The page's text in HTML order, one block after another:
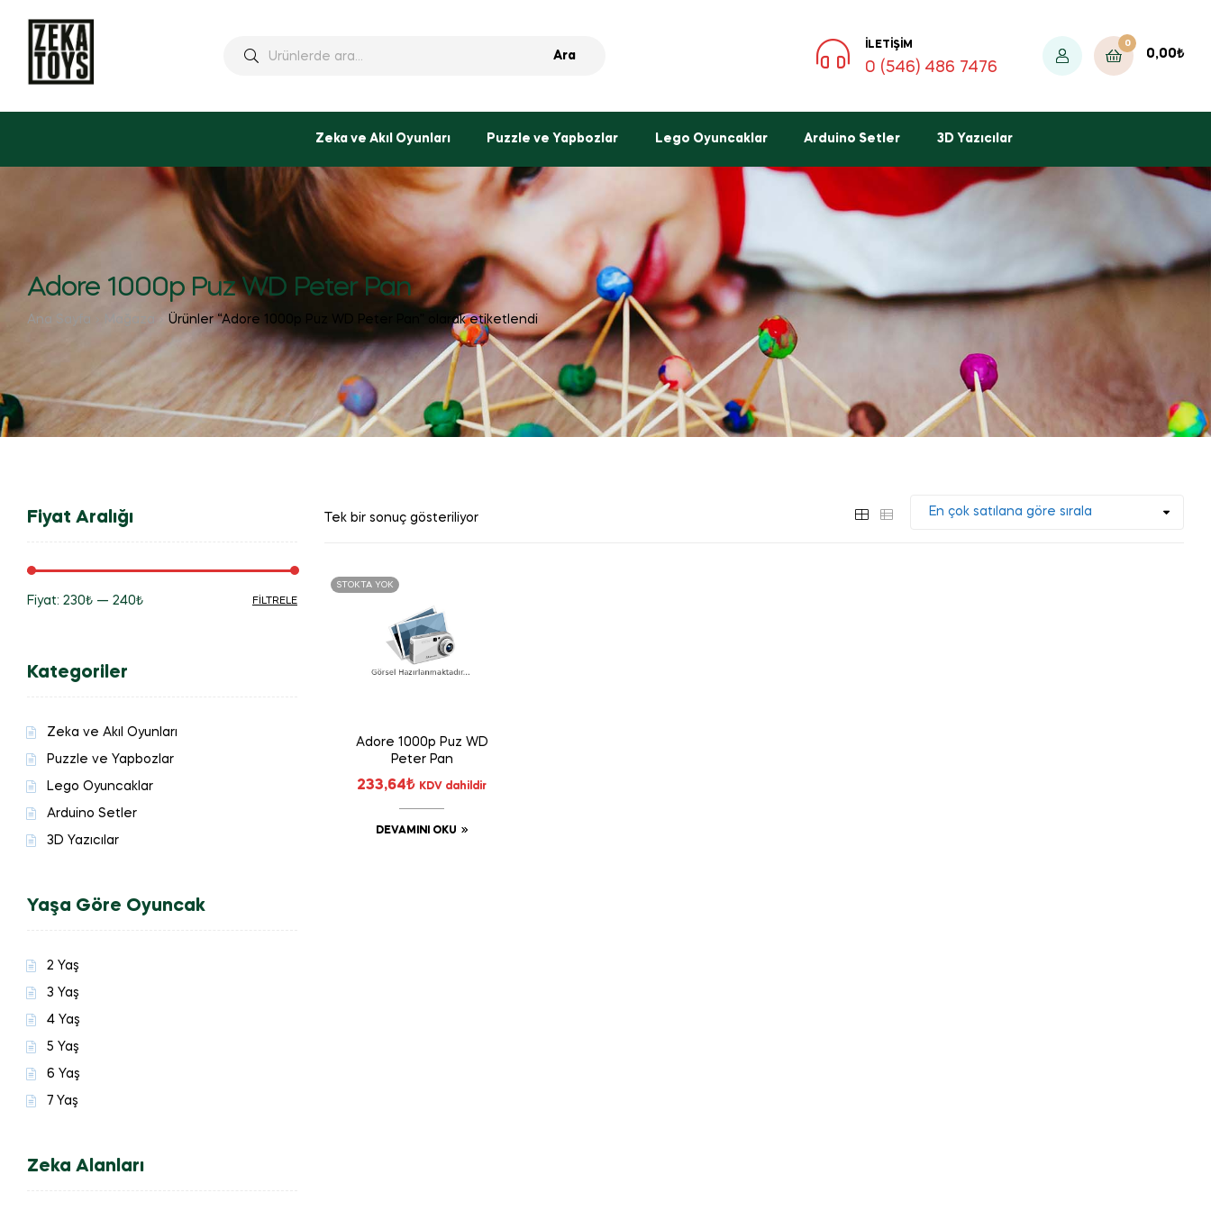
Ara
İLETIŞIM
0 (546) 486 7476
0
0,00₺
Zeka ve Akıl Oyunları Puzzle ve Yapbozlar Lego Oyuncaklar Arduino Setler 3D Yazıcılar
Adore 1000p Puz WD Peter Pan
Ana Sayfa Ürünler “Adore 1000p Puz WD Peter Pan” olarak etiketlendi
Tek bir sonuç gösteriliyor
STOKTA YOK
Adore 1000p Puz WD
Peter Pan
233,64₺ KDV dahildir
DEVAMINI OKU
Fiyat Aralığı
FILTRELE
Fiyat: 230₺ — 240₺
Kategoriler
Zeka ve Akıl Oyunları
Puzzle ve Yapbozlar
Lego Oyuncaklar
Arduino Setler
3D Yazıcılar
Yaşa Göre Oyuncak
2 Yaş
3 Yaş
4 Yaş
5 Yaş
6 Yaş
7 Yaş
Zeka Alanları